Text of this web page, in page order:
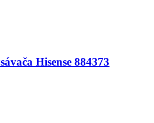
Hisense 884373